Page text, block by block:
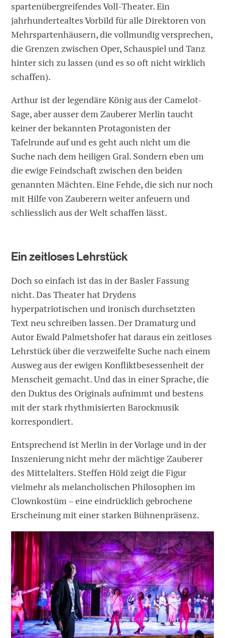
spartenübergreifendes Voll-Theater. Ein
jahrhundertealtes Vorbild für alle Direktoren von
Mehrspartenhäusern, die vollmundig versprechen,
die Grenzen zwischen Oper, Schauspiel und Tanz
hinter sich zu lassen (und es so oft nicht wirklich
schaffen).
Arthur ist der legendäre König aus der Camelot-
Sage, aber ausser dem Zauberer Merlin taucht
keiner der bekannten Protagonisten der
Tafelrunde auf und es geht auch nicht um die
Suche nach dem heiligen Gral. Sondern eben um
die ewige Feindschaft zwischen den beiden
genannten Mächten. Eine Fehde, die sich nur noch
mit Hilfe von Zauberern weiter anfeuern und
schliesslich aus der Welt schaffen lässt.
Ein zeitloses Lehrstück
Doch so einfach ist das in der Basler Fassung
nicht. Das Theater hat Drydens
hyperpatriotischen und ironisch durchsetzten
Text neu schreiben lassen. Der Dramaturg und
Autor Ewald Palmetshofer hat daraus ein zeitloses
Lehrstück über die verzweifelte Suche nach einem
Ausweg aus der ewigen Konfliktbesessenheit der
Menscheit gemacht. Und das in einer Sprache, die
den Duktus des Originals aufnimmt und bestens
mit der stark rhythmisierten Barockmusik
korrespondiert.
Entsprechend ist Merlin in der Vorlage und in der
Inszenierung nicht mehr der mächtige Zauberer
des Mittelalters. Steffen Höld zeigt die Figur
vielmehr als melancholischen Philosophen im
Clownkostüm – eine eindrücklich gebrochene
Erscheinung mit einer starken Bühnenpräsenz.